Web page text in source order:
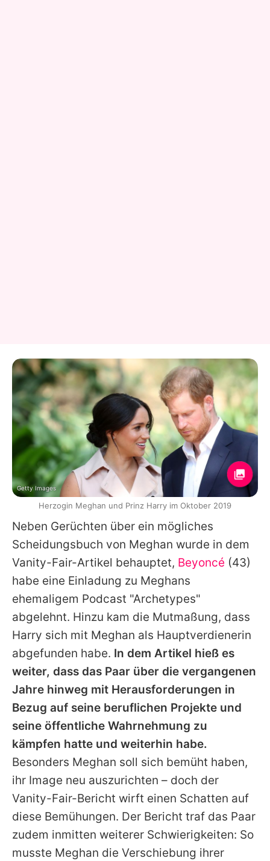
Neben Gerüchten über ein mögliches
Scheidungsbuch von Meghan wurde in dem
Vanity-Fair-Artikel behauptet, Beyoncé (43)
habe eine Einladung zu Meghans
ehemaligem Podcast "Archetypes"
abgelehnt. Hinzu kam die Mutmaßung, dass
Harry sich mit Meghan als Hauptverdienerin
abgefunden habe. In dem Artikel hieß es
weiter, dass das Paar über die vergangenen
Jahre hinweg mit Herausforderungen in
Bezug auf seine beruflichen Projekte und
seine öffentliche Wahrnehmung zu
kämpfen hatte und weiterhin habe.
Besonders Meghan soll sich bemüht haben,
ihr Image neu auszurichten – doch der
Vanity-Fair-Bericht wirft einen Schatten auf
diese Bemühungen. Der Bericht traf das Paar
zudem inmitten weiterer Schwierigkeiten: So
musste Meghan die Verschiebung ihrer
Getty Images
Herzogin Meghan und Prinz Harry im Oktober 2019